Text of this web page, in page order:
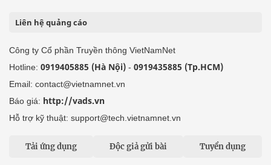
Liên hệ quảng cáo
Công ty Cổ phần Truyền thông VietNamNet
Hotline: 0919405885 (Hà Nội) - 0919435885 (Tp.HCM)
Email: contact@vietnamnet.vn
Báo giá: http://vads.vn
Hỗ trợ kỹ thuật: support@tech.vietnamnet.vn
Tải ứng dụng Độc giả gửi bài Tuyển dụng